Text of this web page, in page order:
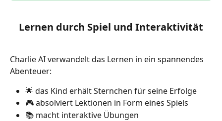
Lernen durch Spiel und Interaktivität
Charlie AI verwandelt das Lernen in ein spannendes
Abenteuer:
🌟 das Kind erhält Sternchen für seine Erfolge
🎮 absolviert Lektionen in Form eines Spiels
📚 macht interaktive Übungen